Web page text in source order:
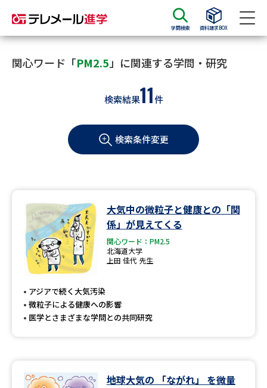
学問検索 資料請求BOX
資料請求 資料検索
大学・短大の資料種類から請求
学部・学科パンフ
過去問題集
大学・短大以外の資料から請求
専門学校の資料請求 大学院の資料請求
留学・進学関連、塾・予備校
関心ワード「PM2.5 」に関連する学問・研究
検索結果11件
検索条件変更
大気中の微粒子と健康との「関
係」が見えてくる
関心ワード：PM2.5
北海道大学
上田 佳代 先生
アジアで続く大気汚染
微粒子による健康への影響
医学とさまざまな学問との共同研究
地球大気の 「ながれ」 を微量